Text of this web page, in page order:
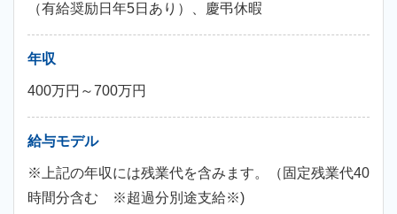
（有給奨励日年5日あり）、慶弔休暇
年収
400万円～700万円
給与モデル
※上記の年収には残業代を含みます。（固定残業代40
時間分含む ※超過分別途支給※)